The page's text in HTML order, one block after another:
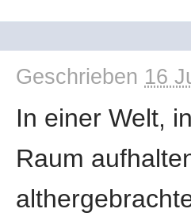
Geschrieben 16
In einer Welt,
Raum